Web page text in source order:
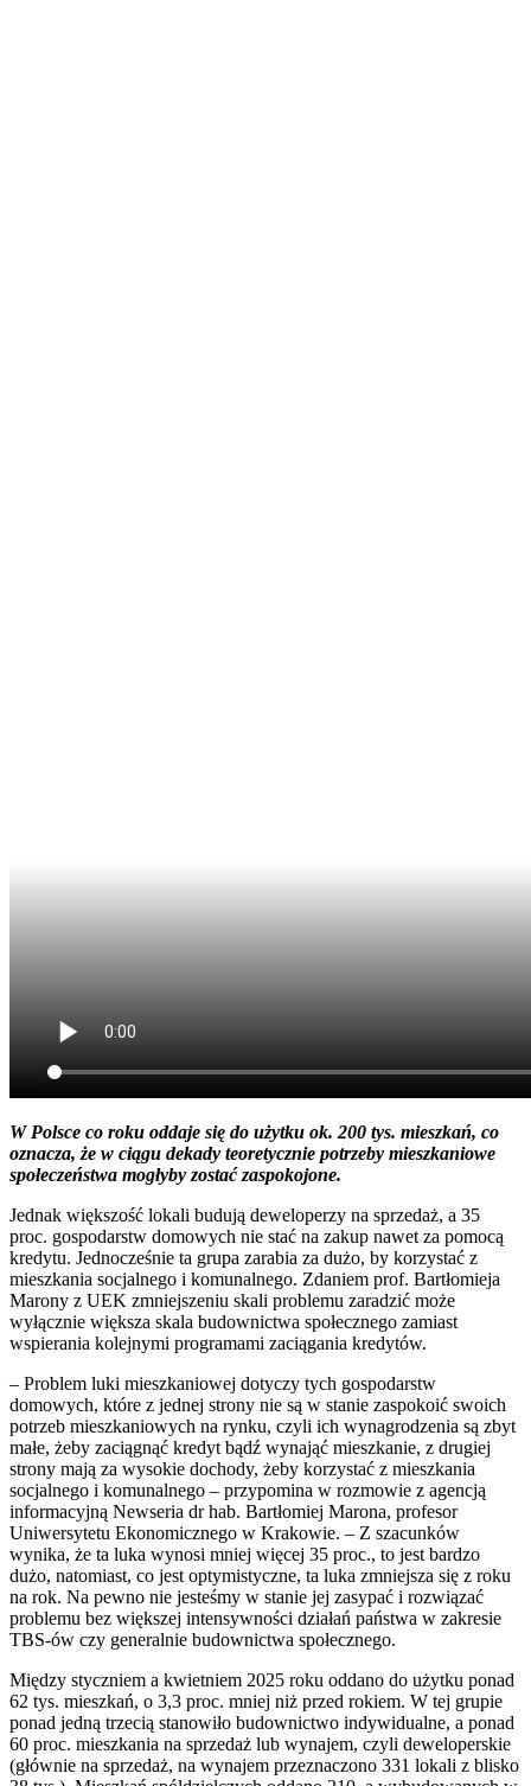
W Polsce co roku oddaje się do użytku ok. 200 tys. mieszkań, co
oznacza, że w ciągu dekady teoretycznie potrzeby mieszkaniowe
społeczeństwa mogłyby zostać zaspokojone.
Jednak większość lokali budują deweloperzy na sprzedaż, a 35
proc. gospodarstw domowych nie stać na zakup nawet za pomocą
kredytu. Jednocześnie ta grupa zarabia za dużo, by korzystać z
mieszkania socjalnego i komunalnego. Zdaniem prof. Bartłomieja
Marony z UEK zmniejszeniu skali problemu zaradzić może
wyłącznie większa skala budownictwa społecznego zamiast
wspierania kolejnymi programami zaciągania kredytów.
– Problem luki mieszkaniowej dotyczy tych gospodarstw
domowych, które z jednej strony nie są w stanie zaspokoić swoich
potrzeb mieszkaniowych na rynku, czyli ich wynagrodzenia są zbyt
małe, żeby zaciągnąć kredyt bądź wynająć mieszkanie, z drugiej
strony mają za wysokie dochody, żeby korzystać z mieszkania
socjalnego i komunalnego – przypomina w rozmowie z agencją
informacyjną Newseria dr hab. Bartłomiej Marona, profesor
Uniwersytetu Ekonomicznego w Krakowie. – Z szacunków
wynika, że ta luka wynosi mniej więcej 35 proc., to jest bardzo
dużo, natomiast, co jest optymistyczne, ta luka zmniejsza się z roku
na rok. Na pewno nie jesteśmy w stanie jej zasypać i rozwiązać
problemu bez większej intensywności działań państwa w zakresie
TBS-ów czy generalnie budownictwa społecznego.
Między styczniem a kwietniem 2025 roku oddano do użytku ponad
62 tys. mieszkań, o 3,3 proc. mniej niż przed rokiem. W tej grupie
ponad jedną trzecią stanowiło budownictwo indywidualne, a ponad
60 proc. mieszkania na sprzedaż lub wynajem, czyli deweloperskie
(głównie na sprzedaż, na wynajem przeznaczono 331 lokali z blisko